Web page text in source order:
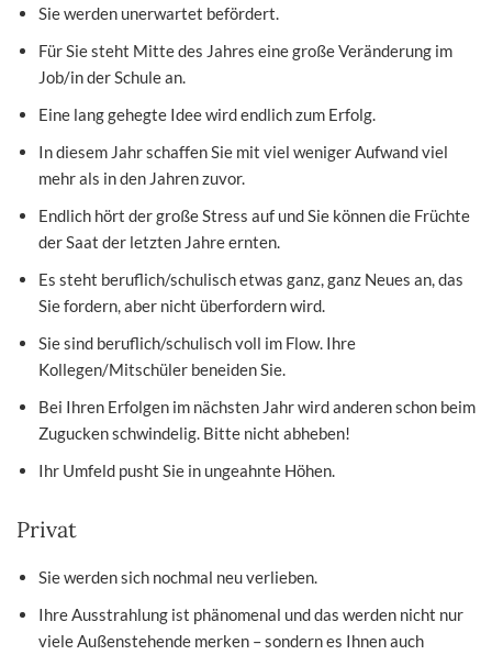
Sie werden unerwartet befördert.
Für Sie steht Mitte des Jahres eine große Veränderung im
Job/in der Schule an.
Eine lang gehegte Idee wird endlich zum Erfolg.
In diesem Jahr schaffen Sie mit viel weniger Aufwand viel
mehr als in den Jahren zuvor.
Endlich hört der große Stress auf und Sie können die Früchte
der Saat der letzten Jahre ernten.
Es steht beruflich/schulisch etwas ganz, ganz Neues an, das
Sie fordern, aber nicht überfordern wird.
Sie sind beruflich/schulisch voll im Flow. Ihre
Kollegen/Mitschüler beneiden Sie.
Bei Ihren Erfolgen im nächsten Jahr wird anderen schon beim
Zugucken schwindelig. Bitte nicht abheben!
Ihr Umfeld pusht Sie in ungeahnte Höhen.
Privat
Sie werden sich nochmal neu verlieben.
Ihre Ausstrahlung ist phänomenal und das werden nicht nur
viele Außenstehende merken – sondern es Ihnen auch